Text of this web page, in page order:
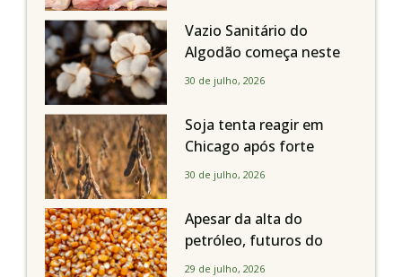
Vazio Sanitário do
Algodão começa neste
sábado, dia 1º de agosto,
Paulo
30 de julho, 2026
Soja tenta reagir em
Chicago após forte
liquidação; portos
de R$ 150/sc
30 de julho, 2026
Apesar da alta do
petróleo, futuros do
milho recuam em
29 de julho, 2026